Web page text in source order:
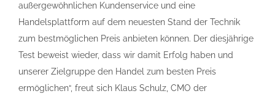
außergewöhnlichen Kundenservice und eine
Handelsplattform auf dem neuesten Stand der Technik
zum bestmöglichen Preis anbieten können. Der diesjährige
Test beweist wieder, dass wir damit Erfolg haben und
unserer Zielgruppe den Handel zum besten Preis
ermöglichen“, freut sich Klaus Schulz, CMO der